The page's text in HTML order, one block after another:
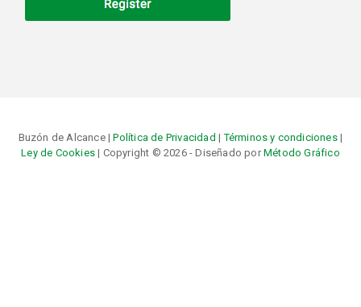
Buzón de Alcance |Política de Privacidad |Términos y condiciones|
Ley de Cookies | Copyright © 2026 - Diseñado porMétodo Gráfico